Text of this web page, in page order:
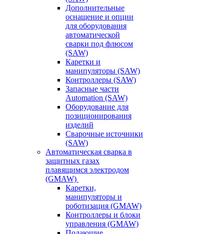
Дополнительные
оснащение и опции
для оборудования
автоматической
сварки под флюсом
(SAW)
Каретки и
манипуляторы (SAW)
Контроллеры (SAW)
Запасные части
Automation (SAW)
Оборудование для
позиционирования
изделий
Сварочные источники
(SAW)
Автоматическая сварка в
защитных газах
плавящимся электродом
(GMAW)
Каретки,
манипуляторы и
роботизация (GMAW)
Контроллеры и блоки
управления (GMAW)